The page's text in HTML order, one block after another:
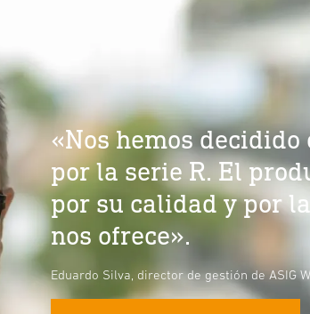
«Nos hemos
por la serie R. El
por su calidad y por
nos ofrece».
Eduardo Silva, director de gestión de ASIG